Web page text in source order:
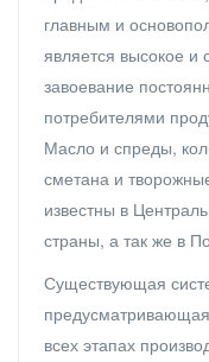
главным и
является высокое и
завоевание
потребителями
Масло и спреды,
сметана и
известны в
страны, а так же в
Существующая
всех этапах